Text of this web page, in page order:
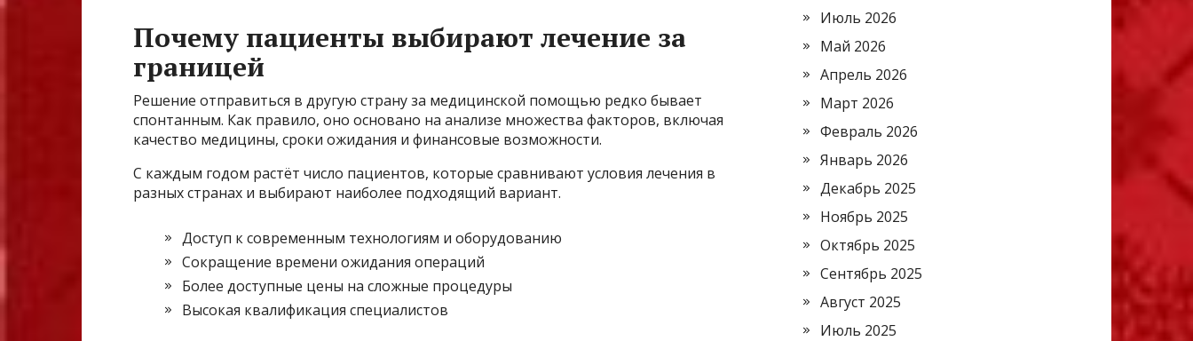
Почему пациенты выбирают лечение за
границей
Решение отправиться в другую страну за медицинской помощью редко бывает
спонтанным. Как правило, оно основано на анализе множества факторов, включая
качество медицины, сроки ожидания и финансовые возможности.
С каждым годом растёт число пациентов, которые сравнивают условия лечения в
разных странах и выбирают наиболее подходящий вариант.
Доступ к современным технологиям и оборудованию
Сокращение времени ожидания операций
Более доступные цены на сложные процедуры
Высокая квалификация специалистов
Июль 2026
Май 2026
Апрель 2026
Март 2026
Февраль 2026
Январь 2026
Декабрь 2025
Ноябрь 2025
Октябрь 2025
Сентябрь 2025
Август 2025
Июль 2025